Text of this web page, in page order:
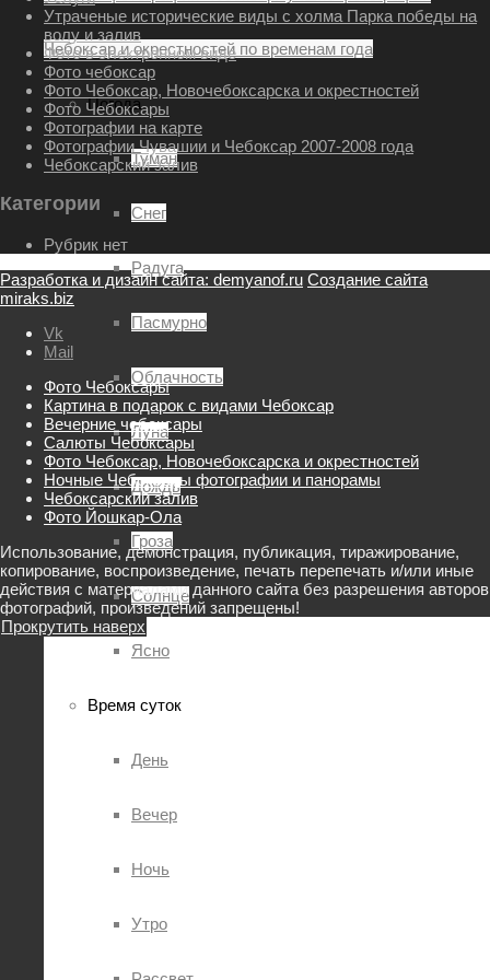
Чебоксар и окрестностей по временам года
Погода
Туман
Снег
Радуга
Пасмурно
Облачность
Луна
Дождь
Гроза
Солнце
Ясно
Время суток
День
Вечер
Ночь
Утро
Утраченые исторические виды с холма Парка победы на
волу и залив
Фото в электронном виде
Фото чебоксар
Фото Чебоксар, Новочебоксарска и окрестностей
Фото Чебоксары
Фотографии на карте
Фотографии Чувашии и Чебоксар 2007-2008 года
Чебоксарский залив
Категории
Рубрик нет
Разработка и дизайн сайта: demyanof.ru Создание сайта
miraks.biz
Vk
Mail
Фото Чебоксары
Картина в подарок с видами Чебоксар
Вечерние чебоксары
Салюты Чебоксары
Фото Чебоксар, Новочебоксарска и окрестностей
Ночные Чебоксары фотографии и панорамы
Чебоксарский залив
Фото Йошкар-Ола
Использование, демонстрация, публикация, тиражирование,
копирование, воспроизведение, печать перепечать и/или иные
действия с материалами данного сайта без разрешения авторов
фотографий, произведений запрещены!
Прокрутить наверх